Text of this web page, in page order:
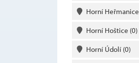
Horní Heřmanice
Horní Hoštice (0)
Horní Údolí (0)